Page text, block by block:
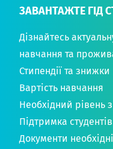
ЗАВАНТАЖТЕ ГІД
Дізнайтесь
навчання та
Стипендії та знижки
Вартість навчання
Необхідний рівень
Підтримка студентів
Документи